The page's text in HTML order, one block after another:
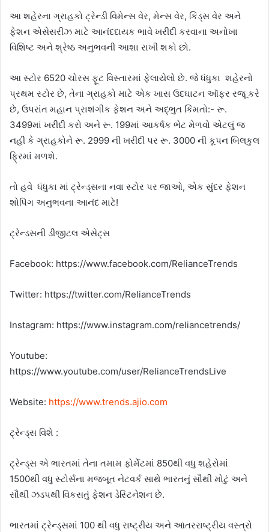
આ શહેરના ગ્રાહકો ટ્રેન્ડી વિમેન્સ વેર, મેન્સ વેર, કિડ્સ વેર અને
ફેશન એસેસરીઝ માટે આનંદદાયક ભાવે ખરીદી કરવાના અનોખા
વિશિષ્ટ અને શ્રેષ્ઠ અનુભવની આશા રાખી શકો છો.
આ સ્ટોર 6520 ચોરસ ફૂટ વિસ્તારમાં ફેલાયેલો છે. જે ધંધુકા શહેરનો
પ્રથમ સ્ટોર છે, તેના ગ્રાહકો માટે એક ખાસ ઉદઘાટન ઑફર રજૂ કરે
છે, ઉપરાંત મહાન પ્રાશંગીક ફેશન અને અદ્ભુત કિંમતો:- રૂ.
3499માં ખરીદી કરો અને રૂ. 199માં આકર્ષક ભેટ મેળવો એટલું જ
નહીં કે ગ્રાહકોને રૂ. 2999 ની ખરીદી પર રૂ. 3000 ની કૂપન બિલકુલ
ફ્રિમાં મળશે.
તો હવે ધંધુકા માં ટ્રેન્ડ્સના નવા સ્ટોર પર જાઓ, એક સુંદર ફેશન
શોપિંગ અનુભવના આનંદ માટે!
ટ્રેન્ડસની ડીજીટલ એસેટ્સ
Facebook: https://www.facebook.com/RelianceTrends
Twitter: https://twitter.com/RelianceTrends
Instagram: https://www.instagram.com/reliancetrends/
Youtube:
https://www.youtube.com/user/RelianceTrendsLive
Website: https://www.trends.ajio.com
ટ્રેન્ડ્સ વિશે :
ટ્રેન્ડ્સ એ ભારતમાં તેના તમામ ફોર્મેટમાં 850થી વધુ શહેરોમાં
1500થી વધુ સ્ટોર્સના મજબૂત નેટવર્ક સાથે ભારતનું સૌથી મોટું અને
સૌથી ઝડપથી વિકસતું ફેશન ડેસ્ટિનેશન છે.
ભારતમાં ટ્રેન્ડ્સમાં 100 થી વધુ રાષ્ટ્રીય અને આંતરરાષ્ટ્રીય વસ્ત્રો